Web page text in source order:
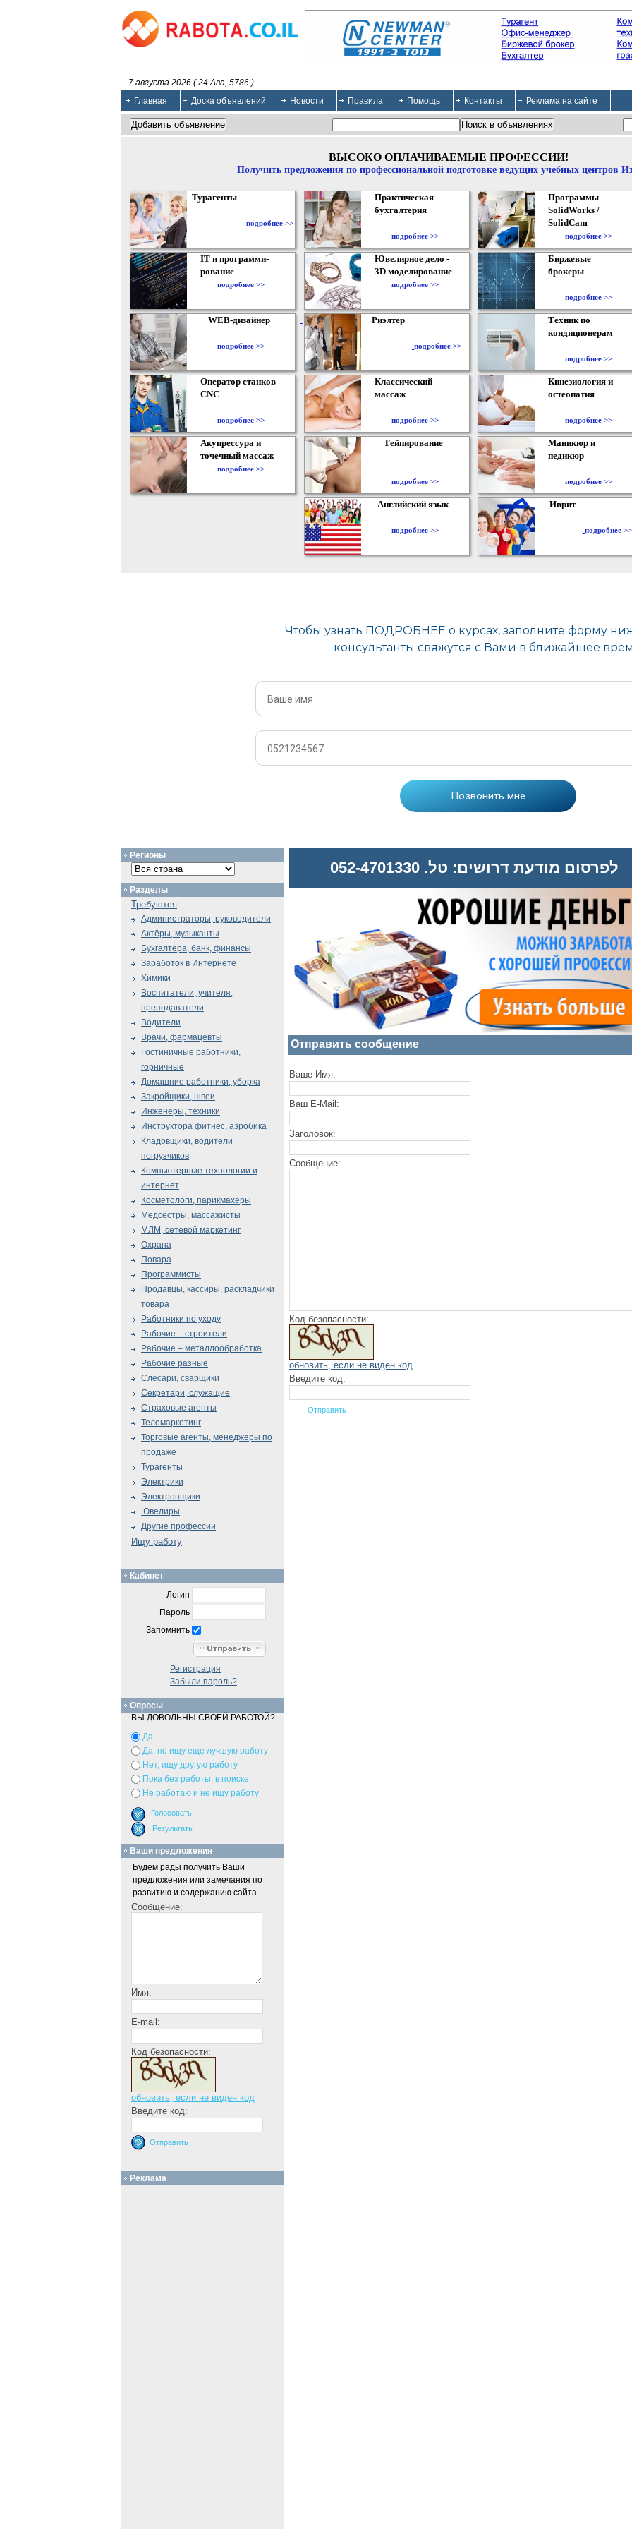
7 августа 2026 ( 24 Ава, 5786 ).
Главная
Доска объявлений Новости Правила Помощь Контакты Реклама на сайте
ВЫСОКО ОПЛАЧИВАЕМЫЕ ПРОФЕССИИ!
Получить предложения по профессиональной подготовке ведущих учебных центров
Турагенты
подробнее >>
Практическая
бухгалтерия
подробнее >>
Программы
SolidWorks /
SolidCam
подробнее >>
IT и программи-
рование
подробнее >>
Ювелирное дело -
3D моделирование
подробнее >>
Биржевые
брокеры
подробнее >>
WEB-дизайнер
подробнее >>
Риэлтер
подробнее >>
Техник по
кондиционерам
подробнее >>
Оператор станков
CNC
подробнее >>
Классический
массаж
подробнее >>
Кинезиология и
остеопатия
подробнее >>
Акупрессура и
точечный массаж
подробнее >>
Тейпирование
подробнее >>
Маникюр и
педикюр
подробнее >>
Английский язык
подробнее >>
Иврит
подробнее >>
לפרסום מודעת דרושים: טל. 052-4701330
Отправить сообщение
Ваше Имя:
Ваш E-Mail:
Заголовок:
Сообщение:
Код безопасности:
обновить, если не виден код
Введите код:
Регионы
Разделы
Требуются
Администраторы, руководители
Актёры, музыканты
Бухгалтера, банк, финансы
Заработок в Интернете
Химики
Воспитатели, учителя,
преподаватели
Водители
Врачи, фармацевты
Гостиничные работники,
горничные
Домашние работники, уборка
Закройщики, швеи
Инженеры, техники
Инструктора фитнес, аэробика
Кладовщики, водители
погрузчиков
Компьютерные технологии и
интернет
Косметологи, парикмахеры
Медсёстры, массажисты
МЛМ, сетевой маркетинг
Охрана
Повара
Программисты
Продавцы, кассиры, раскладчики
товара
Работники по уходу
Рабочие – строители
Рабочие – металлообработка
Рабочие разные
Слесари, сварщики
Секретари, служащие
Страховые агенты
Телемаркетинг
Торговые агенты, менеджеры по
продаже
Турагенты
Электрики
Электронщики
Ювелиры
Другие профессии
Ищу работу
Кабинет
Логин
Пароль
Запомнить
Регистрация
Забыли пароль?
Опросы
ВЫ ДОВОЛЬНЫ СВОЕЙ РАБОТОЙ?
Да
Да, но ищу еще лучшую работу
Нет, ищу другую работу
Пока без работы, в поиске
Не работаю и не ищу работу
Ваши предложения
Будем рады получить Ваши
предложения или замечания по
развитию и содержанию сайта.
Сообщение:
Имя:
E-mail:
Код безопасности:
обновить, если не виден код
Введите код:
Реклама